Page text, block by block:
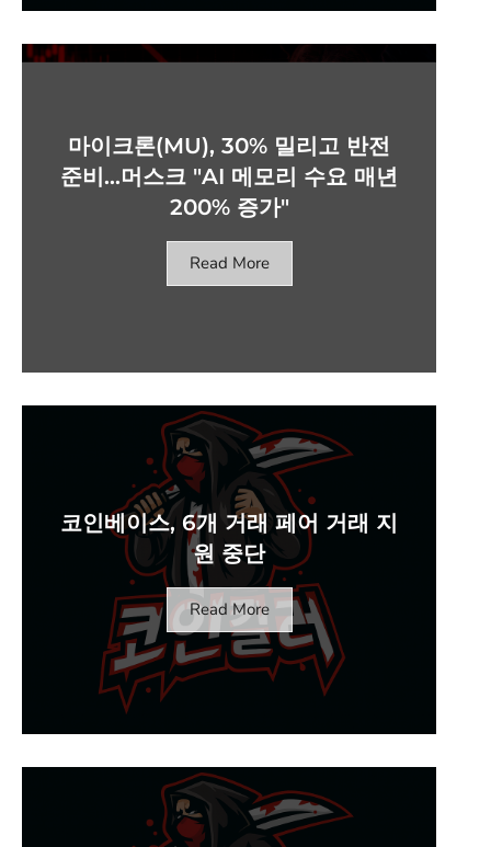
마이크론(MU), 30% 밀리고 반전
준비…머스크 "AI 메모리 수요 매년
200% 증가"
Read More
코인베이스, 6개 거래 페어 거래 지
원 중단
Read More